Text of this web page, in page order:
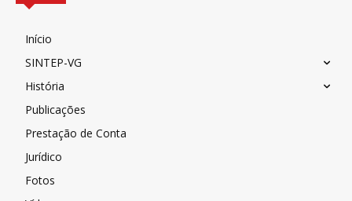
Início
SINTEP-VG
História
Publicações
Prestação de Conta
Jurídico
Fotos